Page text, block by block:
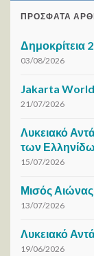
ΠΡΌΣΦΑΤΑ
Δημοκρίτεια
03/08/2026
Jakarta
21/07/2026
Λυκειακό
των
15/07/2026
Μισός
13/07/2026
Λυκειακό
19/06/2026